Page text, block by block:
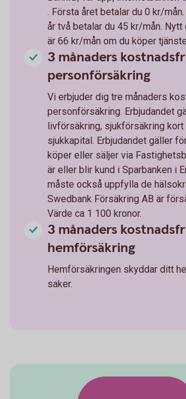
. Första året betalar du 0 kr/
år två betalar du 45 kr/mån. Nytt
är 66 kr/mån om du köper
3 månaders
personförsäkring
Vi erbjuder dig tre månaders
personförsäkring. Erbjudandet
livförsäkring, sjukförsäkring kort
sjukkapital. Erbjudandet gäller
köper eller säljer via
är eller blir kund i Sparbanken i
måste också uppfylla de
Swedbank Försäkring AB är
Värde ca 1 100 kronor.
3 månaders
hemförsäkring
Hemförsäkringen skyddar ditt
saker.